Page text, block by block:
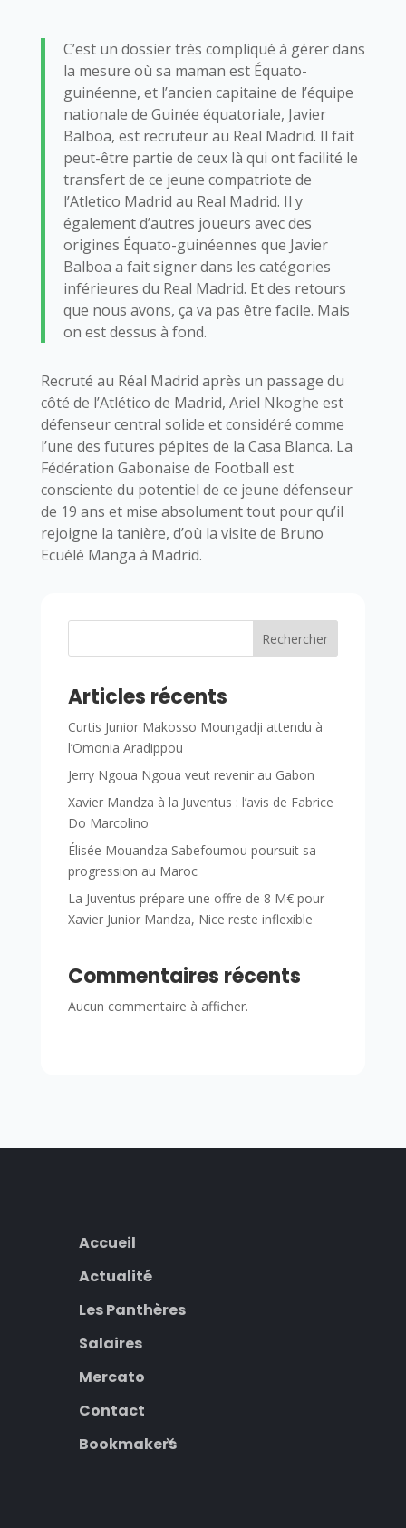
C’est un dossier très compliqué à gérer dans
la mesure où sa maman est Équato-
guinéenne, et l’ancien capitaine de l’équipe
nationale de Guinée équatoriale, Javier
Balboa, est recruteur au Real Madrid. Il fait
peut-être partie de ceux là qui ont facilité le
transfert de ce jeune compatriote de
l’Atletico Madrid au Real Madrid. Il y
également d’autres joueurs avec des
origines Équato-guinéennes que Javier
Balboa a fait signer dans les catégories
inférieures du Real Madrid. Et des retours
que nous avons, ça va pas être facile. Mais
on est dessus à fond.
Recruté au Réal Madrid après un passage du
côté de l’Atlético de Madrid, Ariel Nkoghe est
défenseur central solide et considéré comme
l’une des futures pépites de la Casa Blanca. La
Fédération Gabonaise de Football est
consciente du potentiel de ce jeune défenseur
de 19 ans et mise absolument tout pour qu’il
rejoigne la tanière, d’où la visite de Bruno
Ecuélé Manga à Madrid.
Rechercher
Articles récents
Curtis Junior Makosso Moungadji attendu à
l’Omonia Aradippou
Jerry Ngoua Ngoua veut revenir au Gabon
Xavier Mandza à la Juventus : l’avis de Fabrice
Do Marcolino
Élisée Mouandza Sabefoumou poursuit sa
progression au Maroc
La Juventus prépare une offre de 8 M€ pour
Xavier Junior Mandza, Nice reste inflexible
Commentaires récents
Aucun commentaire à afficher.
Accueil
Actualité
Les Panthères
Salaires
Mercato
Contact
Bookmakers